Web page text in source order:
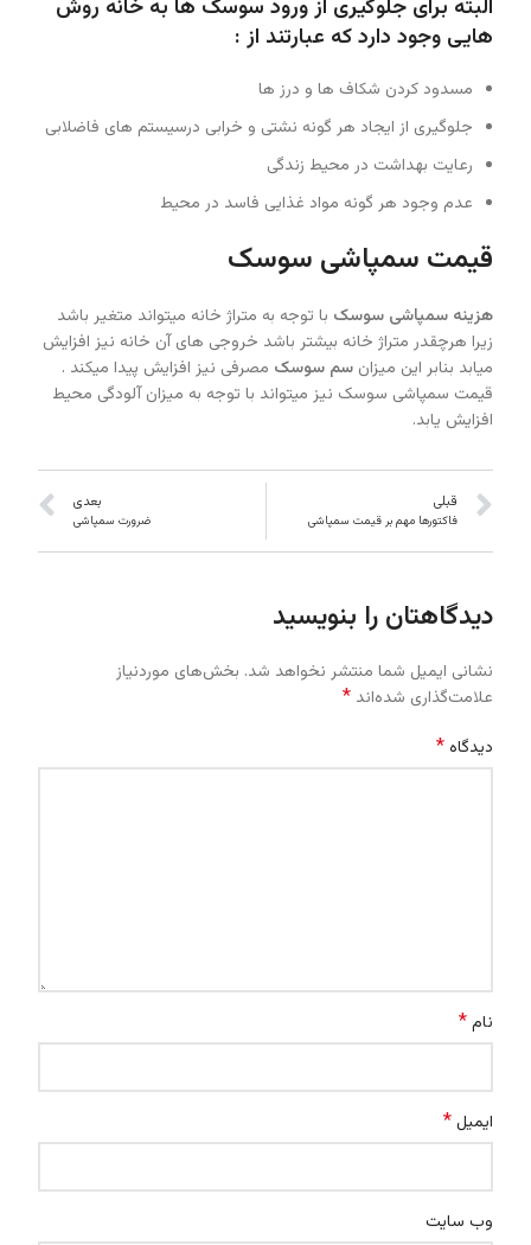
البته برای جلوگیری از ورود سوسک ها به خانه روش
هایی وجود دارد که عبارتند از :
مسدود کردن شکاف ها و درز ها
جلوگیری از ایجاد هر گونه نشتی و خرابی درسیستم های فاضلابی
رعایت بهداشت در محیط زندگی
عدم وجود هر گونه مواد غذایی فاسد در محیط
قیمت سمپاشی سوسک
هزینه سمپاشی سوسک با توجه به متراژ خانه میتواند متغیر باشد
زیرا هرچقدر متراژ خانه بیشتر باشد خروجی های آن خانه نیز افزایش
میابد بنابر این میزان سم سوسک مصرفی نیز افزایش پیدا میکند .
قیمت سمپاشی سوسک نیز میتواند با توجه به میزان آلودگی محیط
افزایش یابد.
قبلی
فاکتورها مهم بر قیمت سمپاشی
بعدی
ضرورت سمپاشی
دیدگاهتان را بنویسید
نشانی ایمیل شما منتشر نخواهد شد. بخش‌های موردنیاز
علامت‌گذاری شده‌اند *
دیدگاه*
نام*
ایمیل*
وب‌ سایت